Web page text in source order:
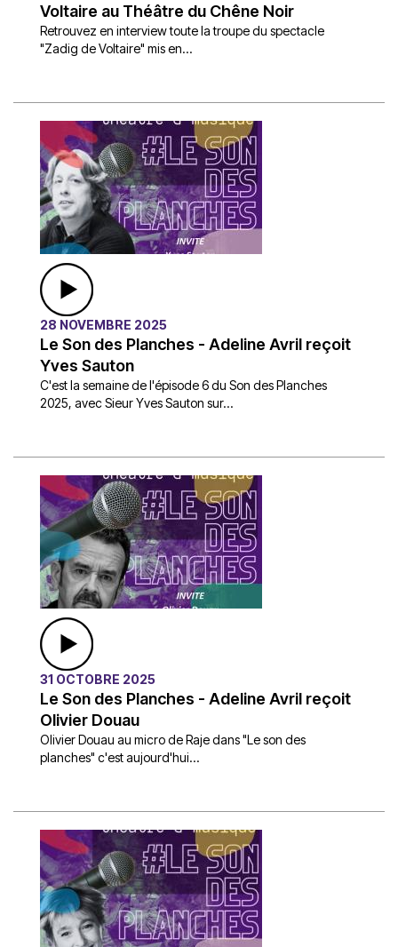
Voltaire au Théâtre du Chêne Noir
Retrouvez en interview toute la troupe du spectacle
"Zadig de Voltaire" mis en...
28 NOVEMBRE 2025
Le Son des Planches - Adeline Avril reçoit
Yves Sauton
C'est la semaine de l'épisode 6 du Son des Planches
2025, avec Sieur Yves Sauton sur...
31 OCTOBRE 2025
Le Son des Planches - Adeline Avril reçoit
Olivier Douau
Olivier Douau au micro de Raje dans "Le son des
planches" c'est aujourd'hui...